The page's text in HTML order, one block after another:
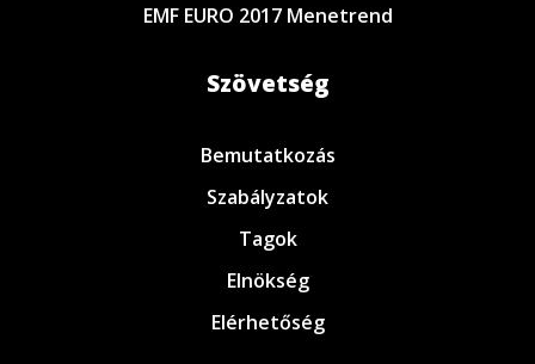
EMF EURO 2017 Menetrend
Szövetség
Bemutatkozás
Szabályzatok
Tagok
Elnökség
Elérhetőség